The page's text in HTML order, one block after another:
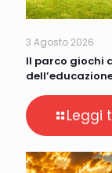
3 Agosto 2026
Il parco giochi
Leggi